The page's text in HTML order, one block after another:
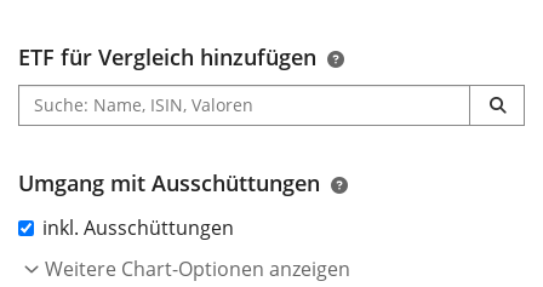
ETF für Vergleich hinzufügen
Umgang mit Ausschüttungen
inkl. Ausschüttungen
Weitere Chart-Optionen anzeigen